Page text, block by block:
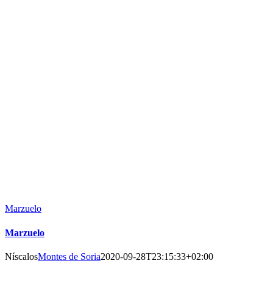
Marzuelo
Marzuelo
NíscalosMontes de Soria2020-09-28T23:15:33+02:00